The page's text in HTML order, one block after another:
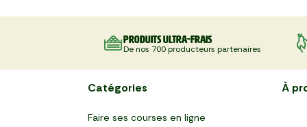
Produits ultra-frais
De nos 700 producteurs partenaires
Catégories
Faire ses courses en ligne
À